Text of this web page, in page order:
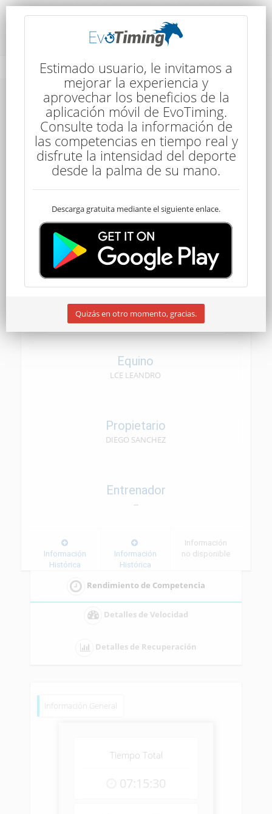
Rendimiento del Competidor
68
Ema SANCHEZ
Clasificado
100,2 kms
SENIOR
04/10/2025
Equino
LCE LEANDRO
Propietario
DIEGO SANCHEZ
Entrenador
--
Información
Histórica
Información
Histórica
Información
no disponible
Rendimiento de Competencia
Detalles de Velocidad
Detalles de Recuperación
Información General
Tiempo Total
07:15:30
Estimado usuario, le invitamos a
mejorar la experiencia y
aprovechar los beneficios de la
aplicación móvil de EvoTiming.
Consulte toda la información de
las competencias en tiempo real y
disfrute la intensidad del deporte
desde la palma de su mano.
Descarga gratuita mediante el siguiente enlace.
Quizás en otro momento, gracias.